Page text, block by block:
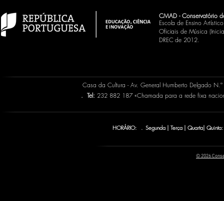
CMAD - Conservatório
Escola de Ensino
Oficiais de Música
DREC de 2012.
Casa da Cultura - Av. General Humberto Delgado
. Tel: 232 882 187 «Chamada para a rede fixa
HORÁRIO: . Segunda | Terça | Quarta|
© 2026